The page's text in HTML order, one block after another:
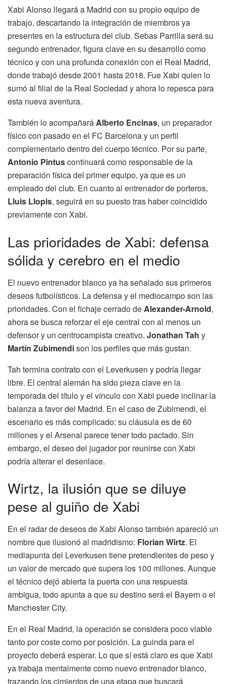
Xabi Alonso llegará a Madrid con su propio equipo de
trabajo, descartando la integración de miembros ya
presentes en la estructura del club. Sebas Parrilla será su
segundo entrenador, figura clave en su desarrollo como
técnico y con una profunda conexión con el Real Madrid,
donde trabajó desde 2001 hasta 2018. Fue Xabi quien lo
sumó al filial de la Real Sociedad y ahora lo repesca para
esta nueva aventura.
También lo acompañaráAlberto Encinas, un preparador
físico con pasado en el FC Barcelona y un perfil
complementario dentro del cuerpo técnico. Por su parte,
Antonio Pintuscontinuará como responsable de la
preparación física del primer equipo, ya que es un
empleado del club. En cuanto al entrenador de porteros,
Lluis Llopis, seguirá en su puesto tras haber coincidido
previamente con Xabi.
Las prioridades de Xabi: defensa
sólida y cerebro en el medio
El nuevo entrenador blanco ya ha señalado sus primeros
deseos futbolísticos. La defensa y el mediocampo son las
prioridades. Con el fichaje cerrado de Alexander-Arnold,
ahora se busca reforzar el eje central con al menos un
defensor y un centrocampista creativo. Jonathan Tah y
Martín Zubimendison los perfiles que más gustan.
Tah termina contrato con el Leverkusen y podría llegar
libre. El central alemán ha sido pieza clave en la
temporada del título y el vínculo con Xabi puede inclinar la
balanza a favor del Madrid. En el caso de Zubimendi, el
escenario es más complicado: su cláusula es de 60
millones y el Arsenal parece tener todo pactado. Sin
embargo, el deseo del jugador por reunirse con Xabi
podría alterar el desenlace.
Wirtz, la ilusión que se diluye
pese al guiño de Xabi
En el radar de deseos de Xabi Alonso también apareció un
nombre que ilusionó al madridismo: Florian Wirtz. El
mediapunta del Leverkusen tiene pretendientes de peso y
un valor de mercado que supera los 100 millones. Aunque
el técnico dejó abierta la puerta con una respuesta
ambigua, todo apunta a que su destino será el Bayern o el
Manchester City.
En el Real Madrid, la operación se considera poco viable
tanto por coste como por posición. La guinda para el
proyecto deberá esperar. Lo que sí está claro es que Xabi
ya trabaja mentalmente como nuevo entrenador blanco,
trazando los cimientos de una etapa que buscará